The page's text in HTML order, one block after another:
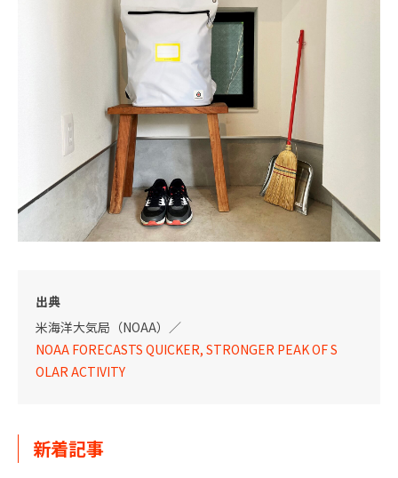
出典
米海洋大気局（NOAA）／
NOAA FORECASTS QUICKER, STRONGER PEAK OF S
OLAR ACTIVITY
新着記事